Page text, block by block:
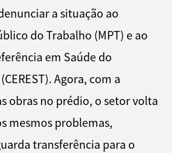
a situação ao
do Trabalho (MPT) e ao
em Saúde do
Agora, com a
obras no prédio, o setor volta
mesmos problemas,
transferência para o